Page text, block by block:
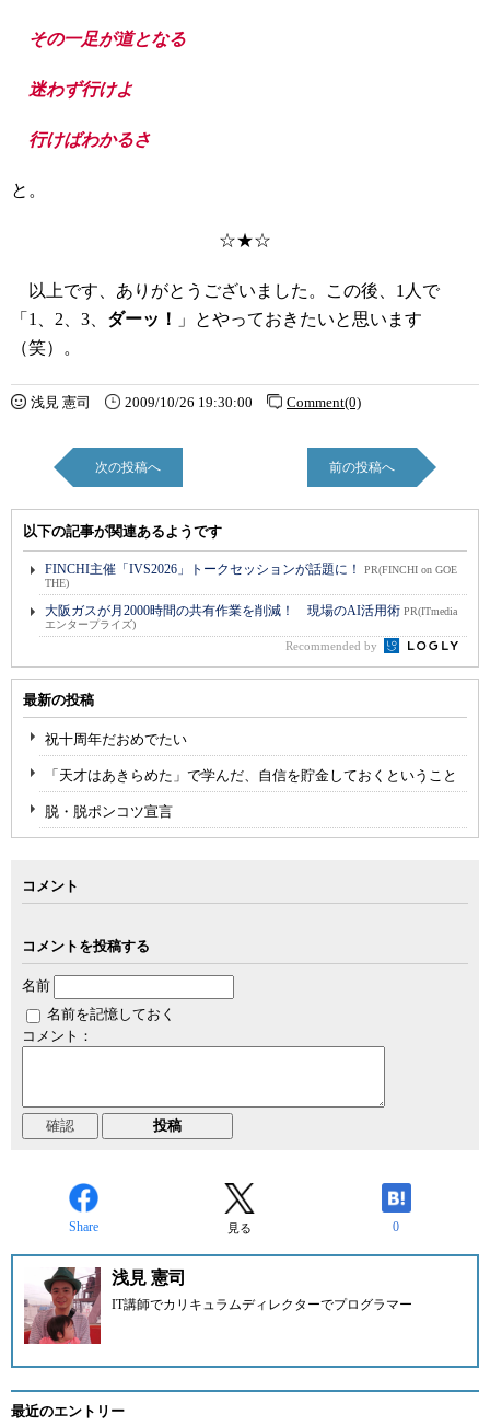
その一足が道となる
迷わず行けよ
行けばわかるさ
と。
☆★☆
以上です、ありがとうございました。この後、1人で
「1、2、3、 ダーッ！
」とやっておきたいと思います
（笑）。
浅見 憲司 2009/10/26 19:30:00 Comment(0)
次の投稿へ 前の投稿へ
以下の記事が関連あるようです
FINCHI主催「IVS2026」トークセッションが話題に！
PR(FINCHI on GOE
THE)
大阪ガスが月2000時間の共有作業を削減！ 現場のAI活用術 PR(ITmedia
エンタープライズ)
Recommended by
最新の投稿
祝十周年だおめでたい
「天才はあきらめた」で学んだ、自信を貯金しておくということ
脱・脱ポンコツ宣言
コメント
コメントを投稿する
名前
名前を記憶しておく
コメント：
Share 見る 0
浅見 憲司
IT講師でカリキュラムディレクターでプログラマー
最近のエントリー